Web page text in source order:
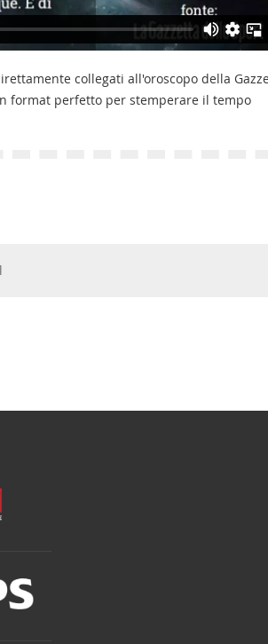
collegati all'oroscopo della
format perfetto per stemperare il tempo